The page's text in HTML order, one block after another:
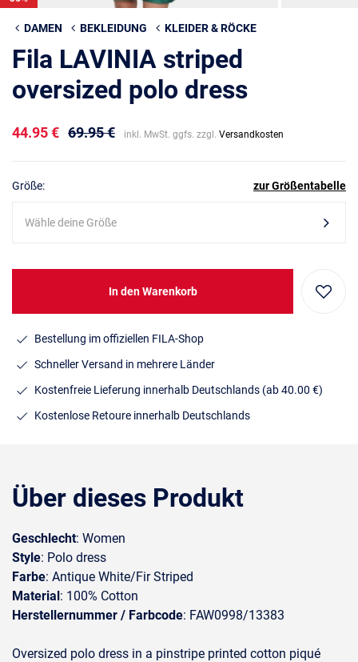
DAMEN BEKLEIDUNG KLEIDER & RÖCKE
Fila LAVINIA striped
oversized polo dress
44.95 € 69.95 € inkl. MwSt. ggfs. zzgl. Versandkosten
Größe: zur Größentabelle
Wähle deine Größe
In den Warenkorb
Bestellung im offiziellen FILA-Shop
Schneller Versand in mehrere Länder
Kostenfreie Lieferung innerhalb Deutschlands (ab 40.00 €)
Kostenlose Retoure innerhalb Deutschlands
Über dieses Produkt
Geschlecht: Women
Style: Polo dress
Farbe: Antique White/Fir Striped
Material: 100% Cotton
Herstellernummer / Farbcode: FAW0998/13383
Oversized polo dress in a pinstripe printed cotton piqué